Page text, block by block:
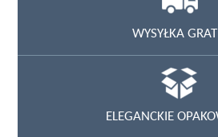
WYSYŁKA
ELEGANCKIE